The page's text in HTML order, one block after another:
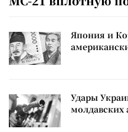
Япония и
Удары
молдавских